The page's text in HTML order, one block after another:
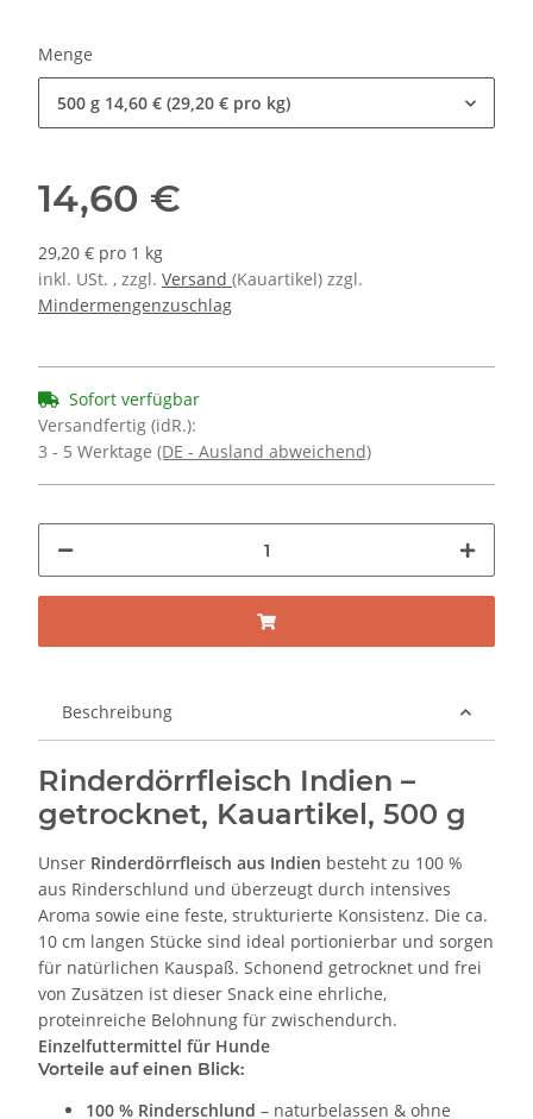
Menge
500 g 14,60 € (29,20 € pro kg)
14,60 €
29,20 € pro 1 kg
inkl. USt. , zzgl. Versand (Kauartikel) zzgl.
Mindermengenzuschlag
Sofort verfügbar
Versandfertig (idR.):
3 - 5 Werktage (DE - Ausland abweichend)
Beschreibung
Rinderdörrfleisch Indien –
getrocknet, Kauartikel, 500 g
Unser Rinderdörrfleisch aus Indien besteht zu 100 %
aus Rinderschlund und überzeugt durch intensives
Aroma sowie eine feste, strukturierte Konsistenz. Die ca.
10 cm langen Stücke sind ideal portionierbar und sorgen
für natürlichen Kauspaß. Schonend getrocknet und frei
von Zusätzen ist dieser Snack eine ehrliche,
proteinreiche Belohnung für zwischendurch.
Einzelfuttermittel für Hunde
Vorteile auf einen Blick:
100 % Rinderschlund – naturbelassen & ohne